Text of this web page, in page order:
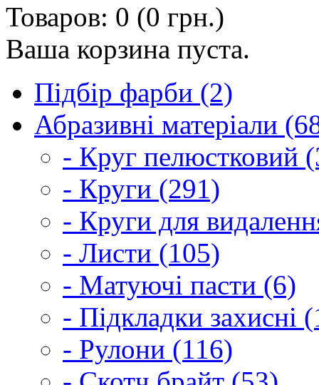
Товаров: 0 (0 грн.)
Ваша корзина пуста.
Підбір фарби (2)
Абразивні матеріали
- Круг пелюстковий
- Круги (291)
- Круги для
- Листи (105)
- Матуючі пасти (6)
- Підкладки захисні
- Рулони (116)